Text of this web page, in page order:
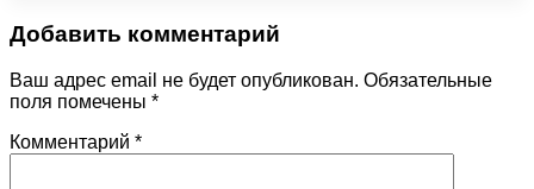
Добавить комментарий
Ваш адрес email не будет опубликован. Обязательные
поля помечены *
Комментарий *